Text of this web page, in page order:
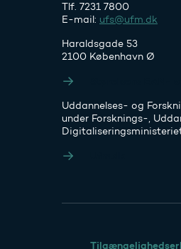
Tlf. 7231 7800
E-mail: ufs@ufm.dk
Haraldsgade 53
2100 København Ø
Uddannelses- og
under Forsknings-,